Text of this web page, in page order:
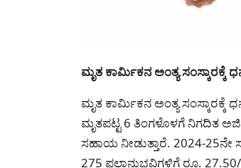
ಮೃತ ಕಾರ್ಮಿಕನ ಅಂತ್ಯ ಸಂಸ್ಕಾರಕ್ಕೆ
ಮೃತ ಕಾರ್ಮಿಕನ ಅಂತ್ಯ
ಮೃತಪಟ್ಟ 6 ತಿಂಗಳೊಳಗೆ ನಿಗದಿತ
ಸಹಾಯ ನೀಡುತ್ತಾರೆ. 2024-25ನೇ
275 ಫಲಾನುಭವಿಗಳಿಗೆ ರೂ.